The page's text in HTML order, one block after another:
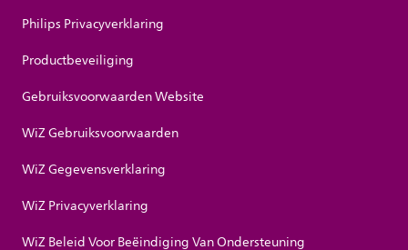
Philips Privacyverklaring
Productbeveiliging
Gebruiksvoorwaarden Website
WiZ Gebruiksvoorwaarden
WiZ Gegevensverklaring
WiZ Privacyverklaring
WiZ Beleid Voor Beëindiging Van Ondersteuning